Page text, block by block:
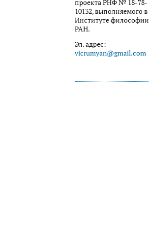
проекта РНФ № 18-78-
10132, выполняемого в
Институте философии
РАН.
Эл. адрес:
vicrumyan@gmail.com